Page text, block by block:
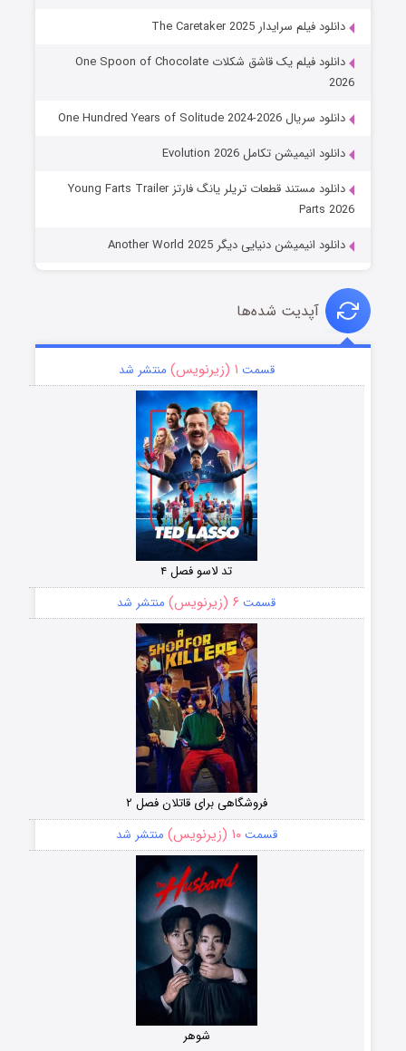
دانلود فیلم سرایدار The Caretaker 2025
دانلود فیلم یک قاشق شکلات One Spoon of Chocolate
2026
دانلود سریال One Hundred Years of Solitude 2024-2026
دانلود انیمیشن تکامل Evolution 2026
دانلود مستند قطعات تریلر یانگ فارتز Young Farts Trailer
Parts 2026
دانلود انیمیشن دنیایی دیگر Another World 2025
آپدیت شده‌ها
قسمت ۱ (زیرنویس) منتشر شد
تد لاسو فصل ۴
قسمت ۶ (زیرنویس) منتشر شد
فروشگاهی برای قاتلان فصل ۲
قسمت۱۰ (زیرنویس) منتشر شد
شوهر